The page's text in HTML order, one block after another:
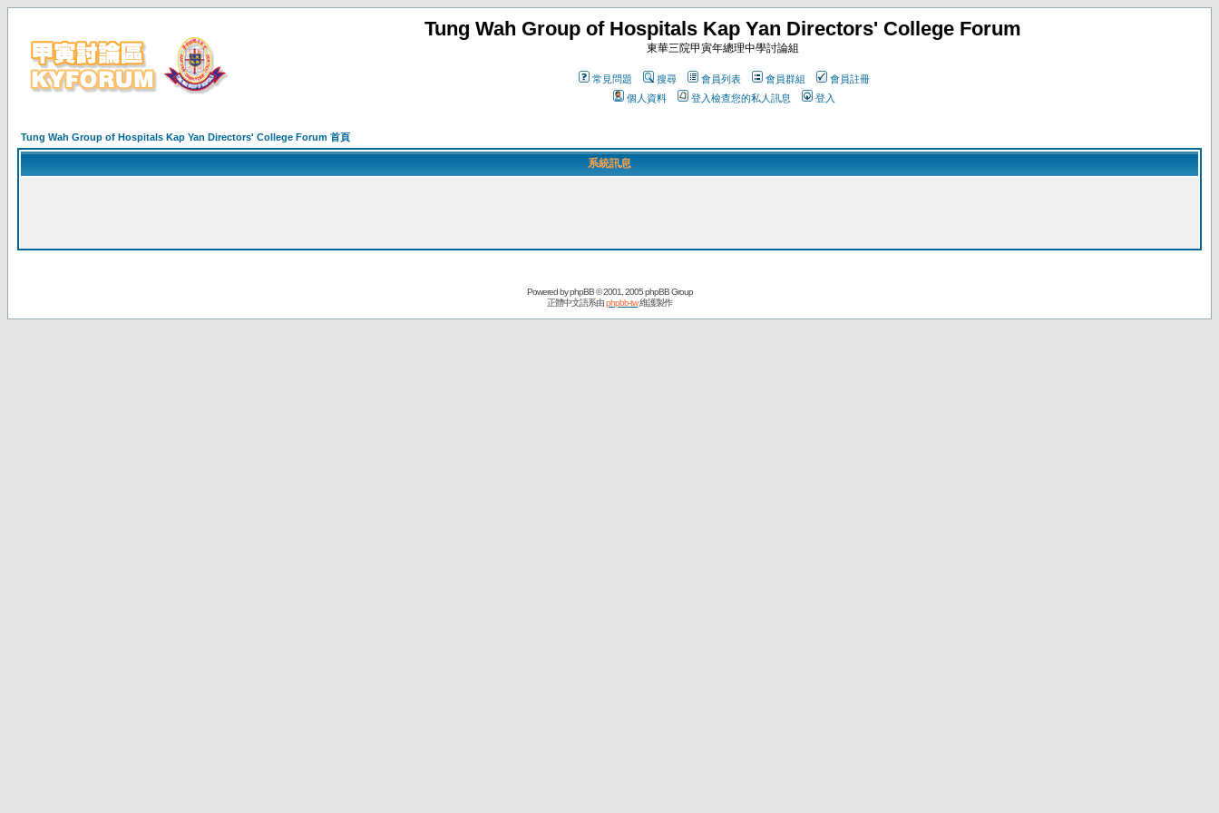
Tung Wah Group of Hospitals Kap Yan Directors' College Forum
東華三院甲寅年總理中學討論組
常見問題 搜尋 會員列表 會員群組
會員註冊
個人資料
登入檢查您的私人訊息 登入
Tung Wah Group of Hospitals Kap Yan Directors' College Forum 首頁
系統訊息
Powered byphpBB© 2001, 2005 phpBB Group
正體中文語系由phpbb-tw維護製作